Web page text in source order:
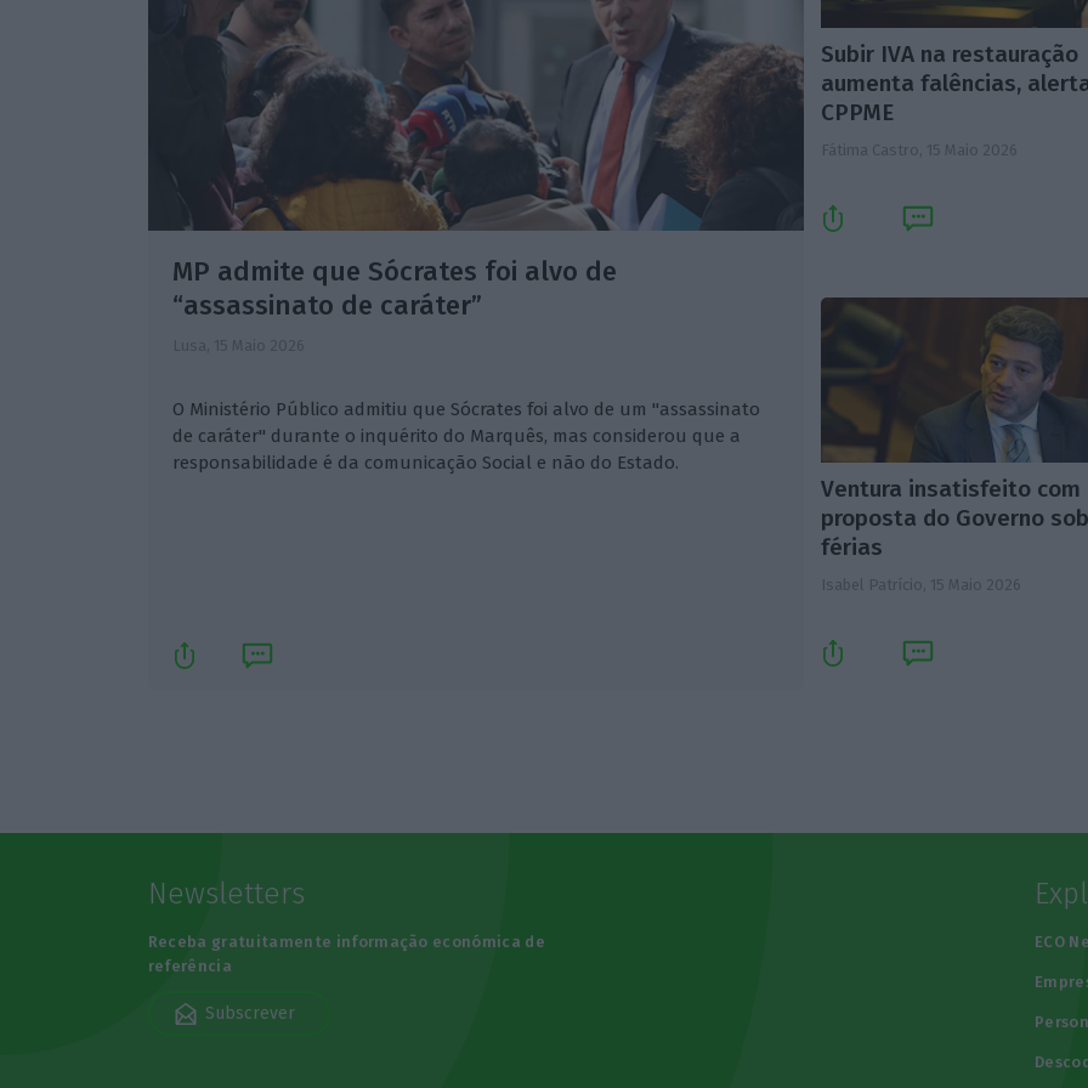
MP admite que Sócrates foi alvo de
“assassinato de caráter”
Lusa, 15 Maio 2026
O Ministério Público admitiu que Sócrates foi alvo de um "assassinato
de caráter" durante o inquérito do Marquês, mas considerou que a
responsabilidade é da comunicação Social e não do Estado.
Subir IVA na restauração
aumenta falências,
CPPME
Fátima Castro, 15 Maio 2026
Ventura insatisfeito com
proposta do Governo
férias
Isabel Patrício, 15 Maio 2026
Newsletters
Receba gratuitamente informação económica de
referência
Subscrever
ECO